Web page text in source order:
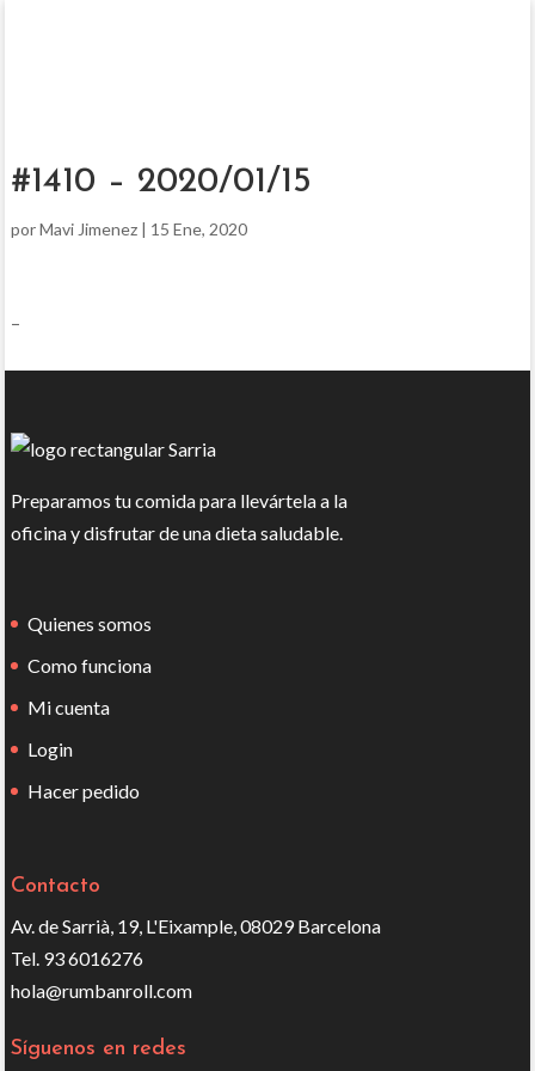
#1410 – 2020/01/15
porMavi Jimenez| 15 Ene, 2020
–
Preparamos tu comida para llevártela a la
oficina y disfrutar de una dieta saludable.
Quienes somos
Como funciona
Mi cuenta
Login
Hacer pedido
Contacto
Av. de Sarrià, 19, L'Eixample, 08029 Barcelona
Tel. 93 6016276
hola@rumbanroll.com
Síguenos en redes